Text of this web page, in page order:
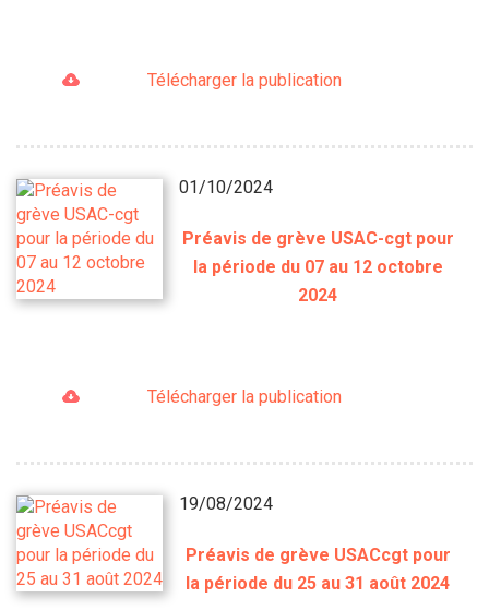
Télécharger la publication
01/10/2024
Préavis de grève USAC-cgt pour
la période du 07 au 12 octobre
2024
Télécharger la publication
19/08/2024
Préavis de grève USACcgt pour
la période du 25 au 31 août 2024